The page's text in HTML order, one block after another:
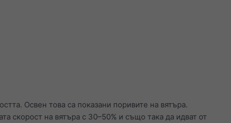
Освен това са показани поривите на вятъра.
скорост на вятъра с 30–50% и също така да идват от